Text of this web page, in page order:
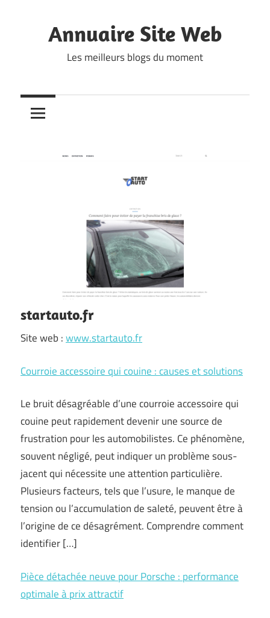
contentAnnuaire Site Web
Les meilleurs blogs du moment
startauto.fr
Site web :www.startauto.fr
Courroie accessoire qui couine : causes et solutions
Le bruit désagréable d’une courroie accessoire qui
couine peut rapidement devenir une source de
frustration pour les automobilistes. Ce phénomène,
souvent négligé, peut indiquer un problème sous-
jacent qui nécessite une attention particulière.
Plusieurs facteurs, tels que l’usure, le manque de
tension ou l’accumulation de saleté, peuvent être à
l’origine de ce désagrément. Comprendre comment
identifier […]
Pièce détachée neuve pour Porsche : performance
optimale à prix attractif